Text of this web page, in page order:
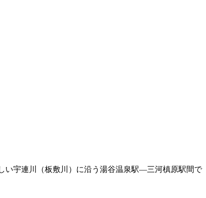
い宇連川（板敷川）に沿う湯谷温泉駅―三河槙原駅間で